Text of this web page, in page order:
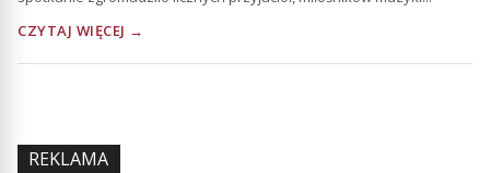
CZYTAJ WIĘCEJ →
REKLAMA